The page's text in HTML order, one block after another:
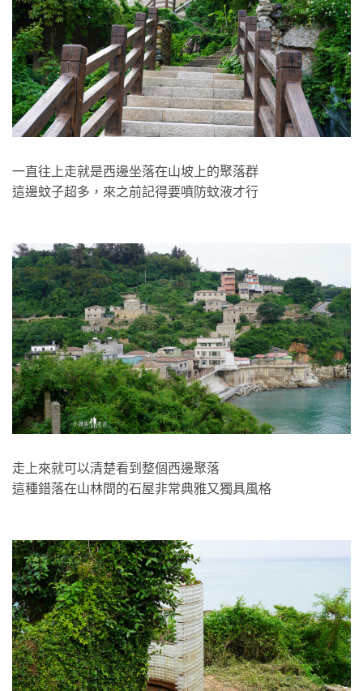
一直往上走就是西邊坐落在山坡上的聚落群
這邊蚊子超多，來之前記得要噴防蚊液才行
走上來就可以清楚看到整個西邊聚落
這種錯落在山林間的石屋非常典雅又獨具風格